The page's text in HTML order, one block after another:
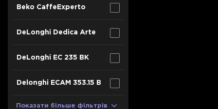
Beko CaffeExperto
DeLonghi Dedica Arte
DeLonghi EC 235 BK
Delonghi ECAM 353.15 B
Показати більше фільтрів